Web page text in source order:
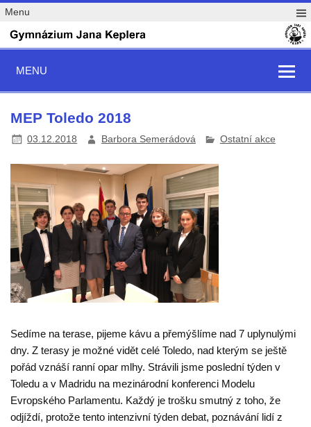
Menu
MENU
MEP Toledo 2018
03.12.2018 Barbora Semerádová Ostatní akce
Sedíme na terase, pijeme kávu a přemýšlíme nad 7 uplynulými
dny. Z terasy je možné vidět celé Toledo, nad kterým se ještě
pořád vznáší ranní opar mlhy. Strávili jsme poslední týden v
Toledu a v Madridu na mezinárodní konferenci Modelu
Evropského Parlamentu. Každý je trošku smutný z toho, že
odjíždí, protože tento intenzivní týden debat, poznávání lidí z